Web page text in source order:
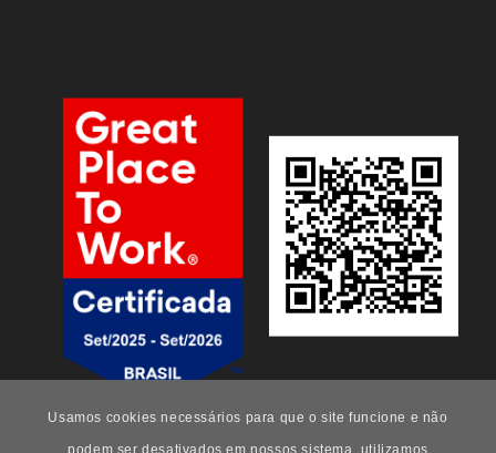
Usamos cookies necessários para que o site funcione e não
podem ser desativados em nossos sistema, utilizamos